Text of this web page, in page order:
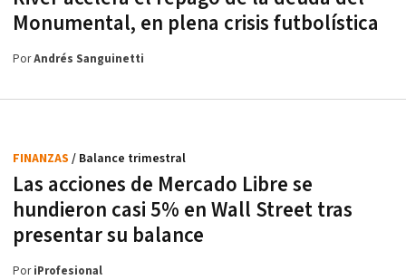
Monumental, en plena crisis futbolística
PorAndrés Sanguinetti
Las acciones de Mercado Libre se
hundieron casi 5% en Wall Street tras
presentar su balance
FINANZAS / Balance trimestral
PoriProfesional